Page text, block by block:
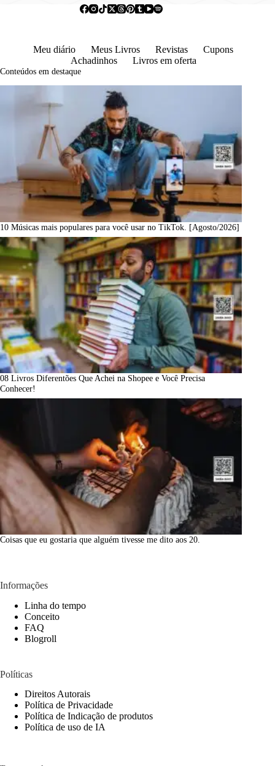
Meu diário Meus Livros Revistas
Cupons
Achadinhos
Livros em oferta
Conteúdos em destaque
10 Músicas mais populares para você usar no TikTok. [Agosto/2026]
08 Livros Diferentões Que Achei na Shopee e Você Precisa
Conhecer!
Coisas que eu gostaria que alguém tivesse me dito aos 20.
Informações
Linha do tempo
Conceito
FAQ
Blogroll
Políticas
Direitos Autorais
Política de Privacidade
Política de Indicação de produtos
Política de uso de IA